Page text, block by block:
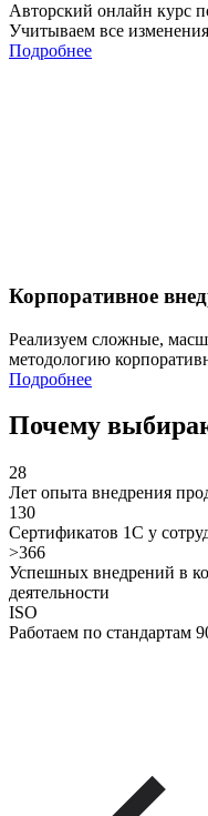
Авторский онлайн курс
Учитываем все изменения
Подробнее
Корпоративное
Реализуем сложные,
методологию
Подробнее
Почему
28
Лет опыта внедрения
130
Сертификатов 1С у
>366
Успешных внедрений в
деятельности
ISO
Работаем по стандартам